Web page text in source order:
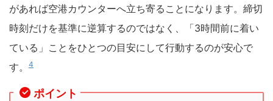
があれば空港カウンターへ立ち寄ることになります。締切
時刻だけを基準に逆算するのではなく、「3時間前に着い
ている」ことをひとつの目安にして行動するのが安心で
す。
4
ポイント